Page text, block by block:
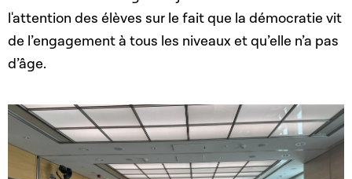
l'attention des élèves sur le fait que la démocratie vit
de l’engagement à tous les niveaux et qu’elle n’a pas
d’âge.